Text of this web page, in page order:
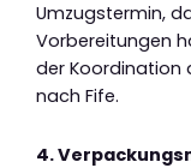
Umzugstermin,
Vorbereitungen
der Koordination
nach Fife.
4.